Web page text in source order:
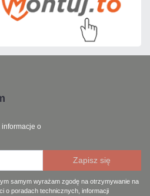
o
samym wyrażam zgodę na otrzymywanie na
o poradach technicznych, informacji